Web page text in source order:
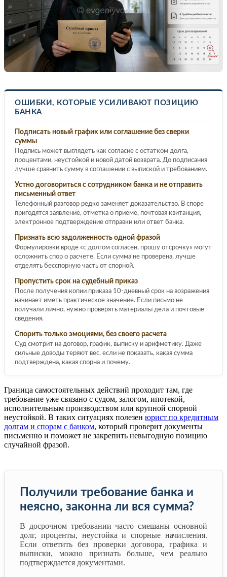
ОШИБКИ, КОТОРЫЕ УСИЛИВАЮТ ПОЗИЦИЮ
БАНКА
Подписать новый график или соглашение без сверки
суммы
Подпись может выглядеть как согласие с остатком долга,
процентами, неустойкой и новой датой возврата. До подписания
лучше сравнить сумму в соглашении с выпиской и требованием.
Устно договориться с сотрудником банка и не отправить
письменный ответ
Телефонный разговор редко заменяет доказательство. В споре
пригодятся заявление, отметка о приеме, почтовая квитанция,
электронное подтверждение отправки или ответ банка.
Признать всю задолженность одной фразой
Формулировки вроде «с долгом согласен, прошу отсрочку» могут
осложнить спор о расчете. Если сумма не проверена, лучше
отделять бесспорную часть от спорной.
Пропустить срок на судебный приказ
После получения копии приказа 10-дневный срок на возражения
начинает иметь практическое значение. Если письмо не
получали лично, нужно проверять материалы дела и почтовые
сведения.
Спорить только эмоциями, без своего расчета
Суд смотрит на договор, график, выписку и арифметику. Даже
сильные доводы теряют вес, если не показать, какая сумма
подтверждена, какая спорна и почему.
Граница самостоятельных действий проходит там, где
требование уже связано с судом, залогом, ипотекой,
исполнительным производством или крупной спорной
неустойкой. В таких ситуациях полезен юрист по кредитным
долгам и спорам с банком, который проверит документы
письменно и поможет не закрепить невыгодную позицию
случайной фразой.
Получили требование банка и
неясно, законна ли вся сумма?
В досрочном требовании часто смешаны основной
долг, проценты, неустойка и спорные начисления.
Если ответить без проверки договора, графика и
выписки, можно признать больше, чем реально
подтверждается документами.